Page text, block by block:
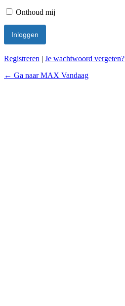
Onthoud mij
Registreren | Je wachtwoord vergeten?
← Ga naar MAX Vandaag